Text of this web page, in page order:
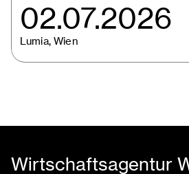
02.07.2026
Lumia, Wien
Wirtschaftsagentur